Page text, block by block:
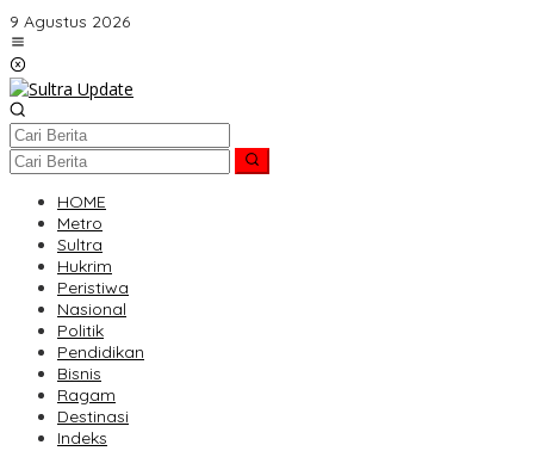
Lewati
ke
konten
9 Agustus 2026
HOME
Metro
Sultra
Hukrim
Peristiwa
Nasional
Politik
Pendidikan
Bisnis
Ragam
Destinasi
Indeks